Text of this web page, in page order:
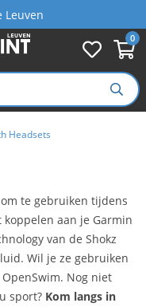
0
Leuven
vanaf €99
Headsets
te gebruiken tijdens
aan je Garmin
van de Shokz
Wil je ze gebruiken
Nog niet
sport? Kom langs in